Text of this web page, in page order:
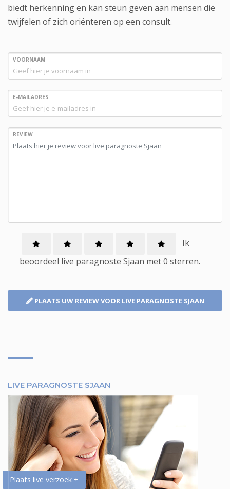
biedt herkenning en kan steun geven aan mensen die
twijfelen of zich oriënteren op een consult.
VOORNAAM
E-MAILADRES
REVIEW
Ik
beoordeel live paragnoste Sjaan met0 sterren.
PLAATS UW REVIEWVOOR LIVE PARAGNOSTE SJAAN
LIVE PARAGNOSTE SJAAN
Plaats live verzoek +